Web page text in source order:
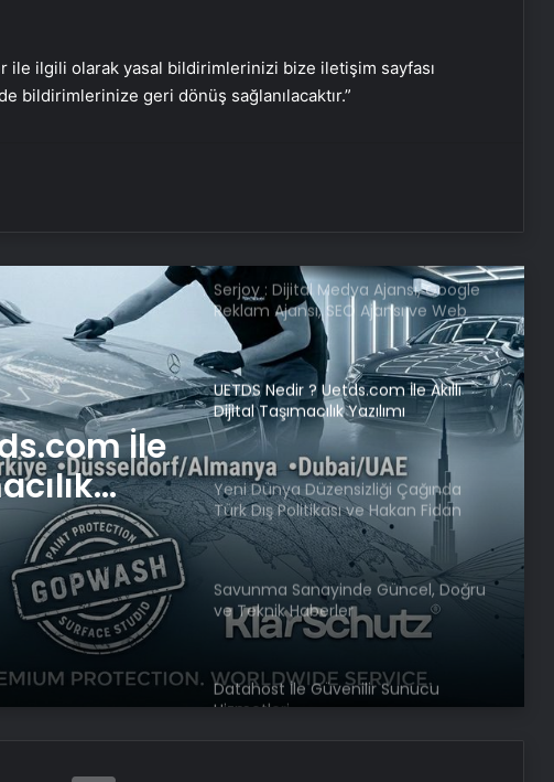
ile ilgili olarak yasal bildirimlerinizi bize iletişim sayfası
bildirimlerinize geri dönüş sağlanılacaktır.”
İsrail’in yeni suikastını MİT önledi
UETDS Nedir ? Uetds.com İle Akıllı
Dijital Taşımacılık Yazılımı
Yeni Dünya Düzensizliği Çağında
Türk Dış Politikası ve Hakan Fidan
Faktörü
Savunma Sanayinde Güncel, Doğru
ve Teknik Haberler
Datahost İle Güvenilir Sunucu
Hizmetleri
SON DAKİKA | Ahmet Minguzzi
davasında aranan 2 şüpheli